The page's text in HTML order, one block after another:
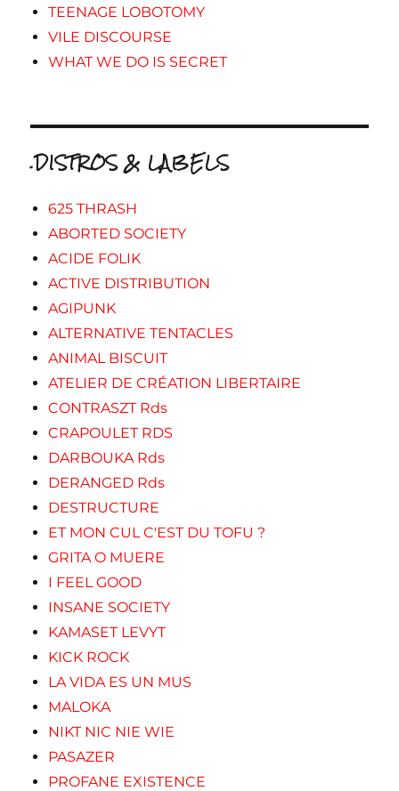
TEENAGE LOBOTOMY
VILE DISCOURSE
WHAT WE DO IS SECRET
.DISTROS & LABELS
625 THRASH
ABORTED SOCIETY
ACIDE FOLIK
ACTIVE DISTRIBUTION
AGIPUNK
ALTERNATIVE TENTACLES
ANIMAL BISCUIT
ATELIER DE CRÉATION LIBERTAIRE
CONTRASZT Rds
CRAPOULET RDS
DARBOUKA Rds
DERANGED Rds
DESTRUCTURE
ET MON CUL C'EST DU TOFU ?
GRITA O MUERE
I FEEL GOOD
INSANE SOCIETY
KAMASET LEVYT
KICK ROCK
LA VIDA ES UN MUS
MALOKA
NIKT NIC NIE WIE
PASAZER
PROFANE EXISTENCE